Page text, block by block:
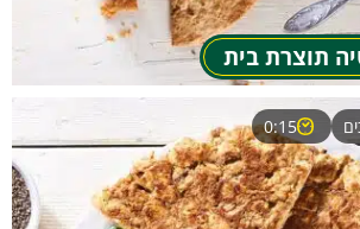
תוצרת בית
0:15